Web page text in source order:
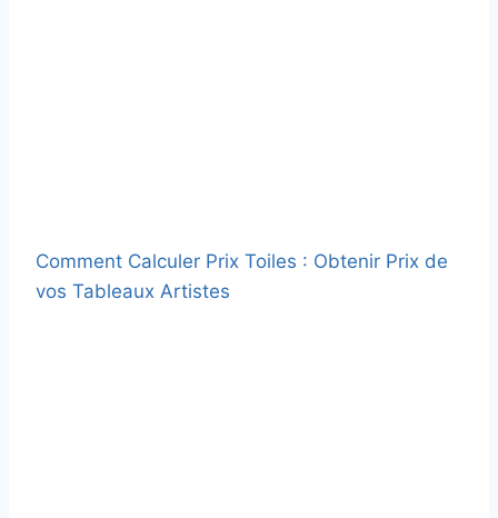
Comment Calculer Prix Toiles : Obtenir Prix de
vos Tableaux Artistes